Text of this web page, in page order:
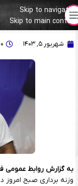
Skip to navigation
Skip to main content
نواب نصیر شلال
شهریور ۵, ۱۴۰۳
به گزارش روابط عمومی
وزنه برداری صبح امروز